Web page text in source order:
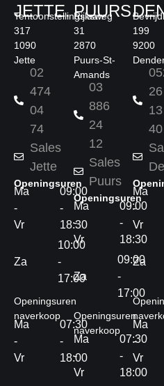
JETTE.
Tentoonstellingslaan
317
1090
Jette
02
474
04
74
Sales
Jette
Openingsuren
Ma
-
Vr
09:00
-
18:30
Za
10:00
-
17:00
Openingsuren
naverkoop
Ma
-
Vr
07:30
-
18:00
PUURS.
Rijksweg
31
2870
Puurs-St-
Amands
03
886
24
12
Sales
Puurs
Openingsuren
Ma
-
Vr
09:00
-
18:30
Za
09:00
-
17:00
Openingsuren
naverkoop
Ma
-
Vr
07:30
-
18:00
199
9200
26
13
40
Ma
-
Vr
Za
Ma
-
Vr